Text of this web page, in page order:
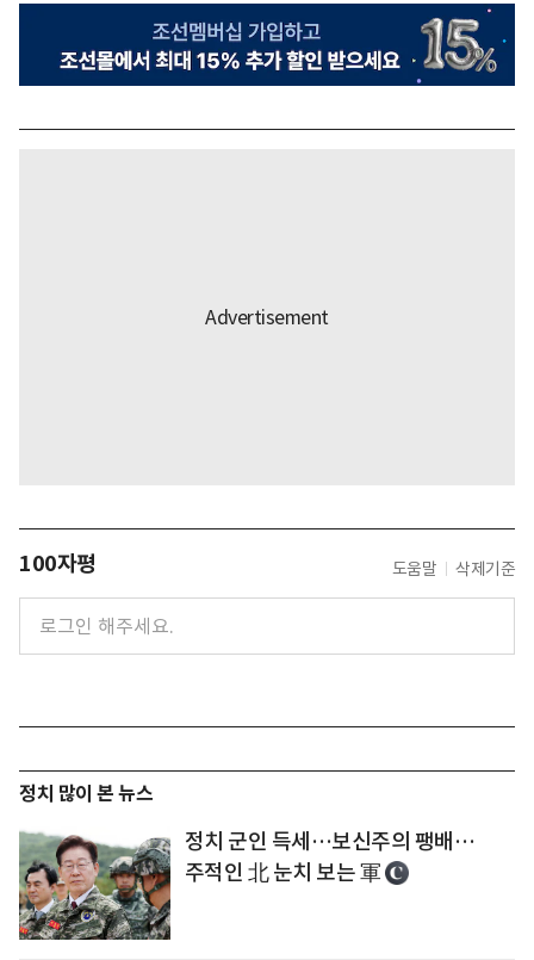
100자평 도움말 삭제기준
정치 많이 본 뉴스
정치 군인 득세…보신주의 팽배…
주적인 北 눈치 보는 軍